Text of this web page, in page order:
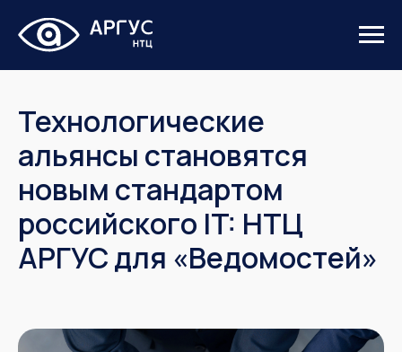
Технологические
альянсы становятся
новым стандартом
российского IT: НТЦ
АРГУС для «Ведомостей»